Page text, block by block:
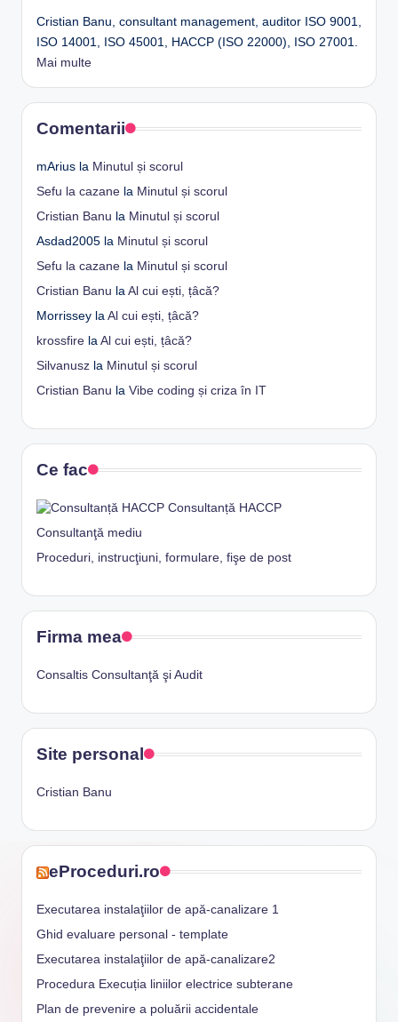
Cristian Banu, consultant management, auditor ISO 9001,
ISO 14001, ISO 45001, HACCP (ISO 22000), ISO 27001.
Mai multe
Comentarii
mArius la Minutul și scorul
Sefu la cazane la Minutul și scorul
Cristian Banu la Minutul și scorul
Asdad2005 la Minutul și scorul
Sefu la cazane la Minutul și scorul
Cristian Banu la Al cui ești, țâcă?
Morrissey la Al cui ești, țâcă?
krossfire la Al cui ești, țâcă?
Silvanusz la Minutul și scorul
Cristian Banu la Vibe coding și criza în IT
Ce fac
Consultanță HACCP
Consultanţă mediu
Proceduri, instrucţiuni, formulare, fişe de post
Firma mea
Consaltis Consultanţă şi Audit
Site personal
Cristian Banu
eProceduri.ro
Executarea instalaţiilor de apă-canalizare 1
Ghid evaluare personal - template
Executarea instalaţiilor de apă-canalizare2
Procedura Execuția liniilor electrice subterane
Plan de prevenire a poluării accidentale